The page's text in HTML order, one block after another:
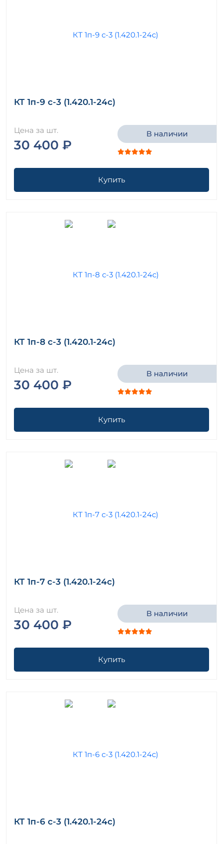
КТ 1п-9 с-3 (1.420.1-24с)
Цена за шт.
30 400 ₽
В наличии
Купить
КТ 1п-8 с-3 (1.420.1-24с)
Цена за шт.
30 400 ₽
В наличии
Купить
КТ 1п-7 с-3 (1.420.1-24с)
Цена за шт.
30 400 ₽
В наличии
Купить
КТ 1п-6 с-3 (1.420.1-24с)